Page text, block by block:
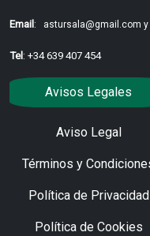
Email : astursala@gmail.com y
Tel : +34 639 407 454
Avisos Legales
Aviso Legal
Términos y
Política de Privacidad
Política de Cookies